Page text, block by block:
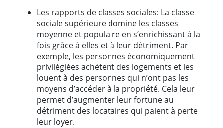
Les rapports de classes sociales: La classe
sociale supérieure domine les classes
moyenne et populaire en s’enrichissant à la
fois grâce à elles et à leur détriment. Par
exemple, les personnes économiquement
privilégiées achètent des logements et les
louent à des personnes qui n’ont pas les
moyens d’accéder à la propriété. Cela leur
permet d’augmenter leur fortune au
détriment des locataires qui paient à perte
leur loyer.